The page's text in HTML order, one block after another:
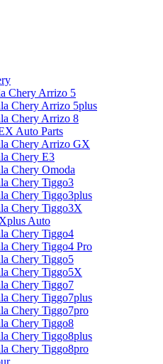
Chery Arrizo 5
Chery Arrizo 5plus
Chery Arrizo 8
Auto Parts
Chery Arrizo GX
Chery E3
Chery Omoda
Chery Tiggo3
Chery Tiggo3plus
Chery Tiggo3X
Auto
Chery Tiggo4
Chery Tiggo4 Pro
Chery Tiggo5
Chery Tiggo5X
Chery Tiggo7
Chery Tiggo7plus
Chery Tiggo7pro
Chery Tiggo8
Chery Tiggo8plus
Chery Tiggo8pro